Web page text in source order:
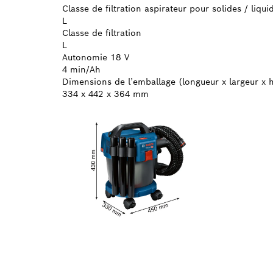
Classe de filtration aspirateur pour solides /
L
Classe de filtration
L
Autonomie 18 V
4 min/Ah
Dimensions de l’emballage (longueur x largeur x
334 x 442 x 364 mm